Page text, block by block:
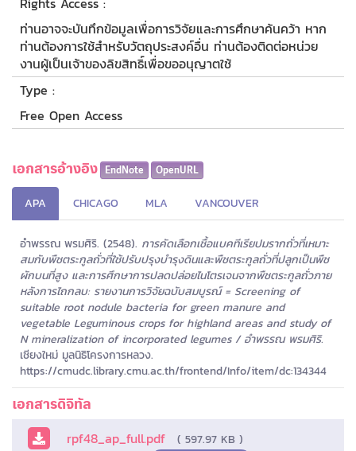
ท่านอาจจะบันทึกข้อมูลเพื่อการวิจัยและการศึกษาค้นคว้า หาก
ท่านต้องการใช้สำหรับวัตถุประสงค์อื่น ท่านต้องติดต่อหน่วย
งานผู้เป็นเจ้าของลิขสิทธิ์เพื่อขออนุญาตใช้
Type :
Free Open Access
เอกสารอ้างอิง EndNote OpenURL
APA CHICAGO MLA VANCOUVER
อำพรรณ พรมศิริ. (2548). การคัดเลือกเชื้อแบคทีเรียปมรากถั่วที่เหมาะ
สมกับพืชตระกูลถั่วที่ใช้ปรับปรุงบำรุงดินและพืชตระกูลถั่วที่ปลูกเป็นพืช
ผักบนที่สูง และการศึกษาการปลดปล่อยไนโตรเจนจากพืชตระกูลถั่วภาย
หลังการไถกลบ: รายงานการวิจัยฉบับสมบูรณ์ = Screening of
suitable root nodule bacteria for green manure and
vegetable Leguminous crops for highland areas and study of
N mineralization of incorporated legumes / อำพรรณ พรมศิริ.
เชียงใหม่ มูลนิธิโครงการหลวง.
https://cmudc.library.cmu.ac.th/frontend/Info/item/dc:134344
เอกสารดิจิทัล
rpf48_ap_full.pdf
( 597.97 KB )